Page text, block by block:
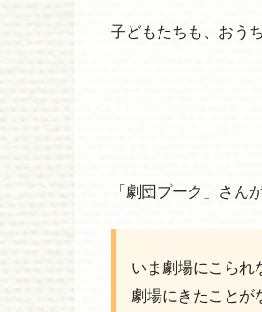
子どもたちも、おう
「劇団プーク」さん
いま劇場にこられ
劇場にきたことが